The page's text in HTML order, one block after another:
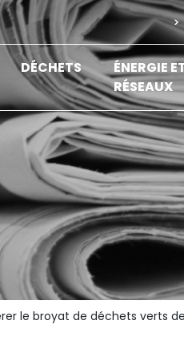
DÉCHETS
ÉNERGIE
RÉSEAUX
le broyat de déchets verts